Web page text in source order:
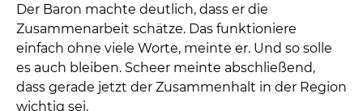
Der Baron machte deutlich, dass er die
Zusammenarbeit schätze. Das funktioniere
einfach ohne viele Worte, meinte er. Und so solle
es auch bleiben. Scheer meinte abschließend,
dass gerade jetzt der Zusammenhalt in der Region
wichtig sei.